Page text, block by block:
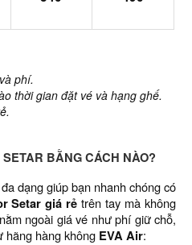
phí.
thời gian đặt vé và hạng ghế.
BẰNG CÁCH NÀO?
dạng giúp bạn nhanh chóng có
Setar giá rẻ trên tay mà không
ngoài giá vé như phí giữ chỗ,
hãng hàng không EVA Air: